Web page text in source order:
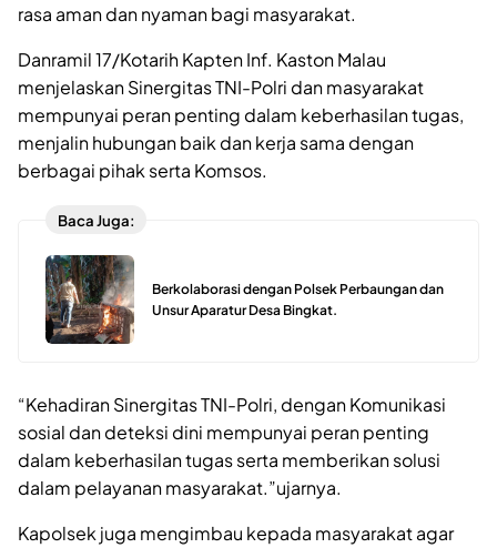
rasa aman dan nyaman bagi masyarakat.
Danramil 17/Kotarih Kapten Inf. Kaston Malau
menjelaskan Sinergitas TNI-Polri dan masyarakat
mempunyai peran penting dalam keberhasilan tugas,
menjalin hubungan baik dan kerja sama dengan
berbagai pihak serta Komsos.
Baca Juga:
Berkolaborasi dengan Polsek Perbaungan dan
Unsur Aparatur Desa Bingkat.
“Kehadiran Sinergitas TNI-Polri, dengan Komunikasi
sosial dan deteksi dini mempunyai peran penting
dalam keberhasilan tugas serta memberikan solusi
dalam pelayanan masyarakat.”ujarnya.
Kapolsek juga mengimbau kepada masyarakat agar